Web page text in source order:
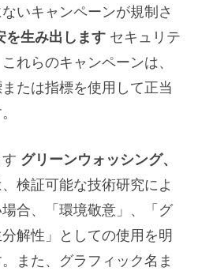
いキャンペーンが規制さ
を生み出します セキュリテ
れらのキャンペーンは、
たは指標を使用して正当
グリーンウォッシング、
検証可能な技術研究によ
合、「環境敬意」、「グ
解性」としての使用を明
また、グラフィック名ま